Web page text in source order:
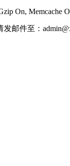
On, Memcache
邮件至：